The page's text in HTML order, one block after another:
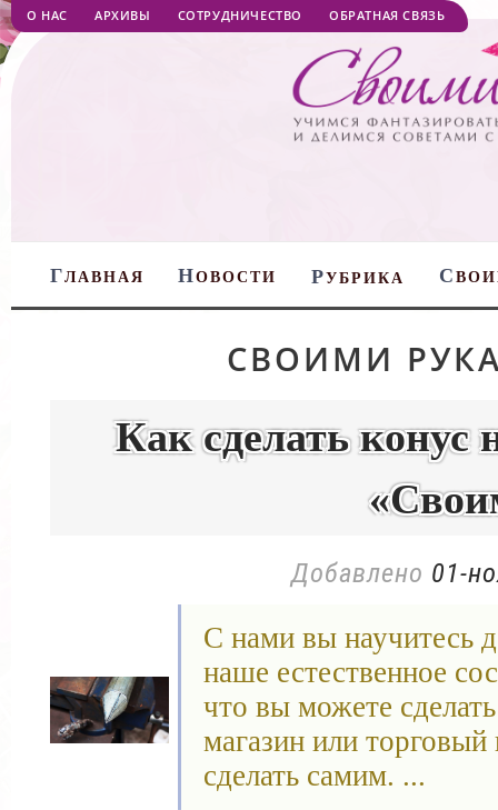
О НАС АРХИВЫ СОТРУДНИЧЕСТВО ОБРАТНАЯ СВЯЗЬ
ГЛАВНАЯ НОВОСТИ РУБРИКА С
СВОИМИ
Как сделать конус
Добавлено 01-
С нами вы научитесь
наше естественное
что вы можете
магазин или
сделать самим. ...